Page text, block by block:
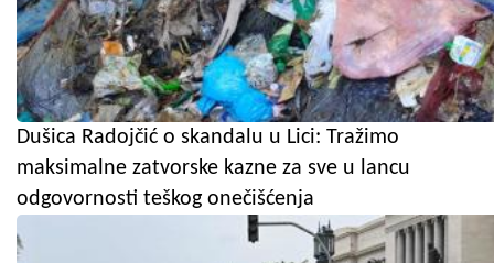
Dušica Radojčić o skandalu u Lici: Tražimo
maksimalne zatvorske kazne za sve u lancu
odgovornosti teškog onečišćenja